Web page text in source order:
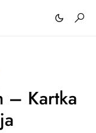
– Kartka